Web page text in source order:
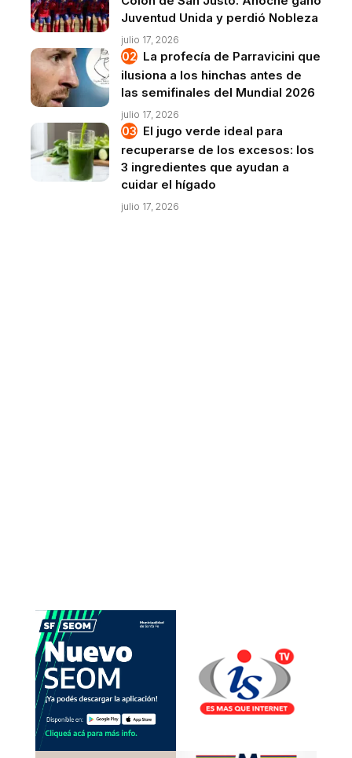
Juventud Unida y perdió Nobleza
julio 17, 2026
La profecía de Parravicini que
ilusiona a los hinchas antes de
las semifinales del Mundial 2026
julio 17, 2026
El jugo verde ideal para
recuperarse de los excesos: los
3 ingredientes que ayudan a
cuidar el hígado
julio 17, 2026